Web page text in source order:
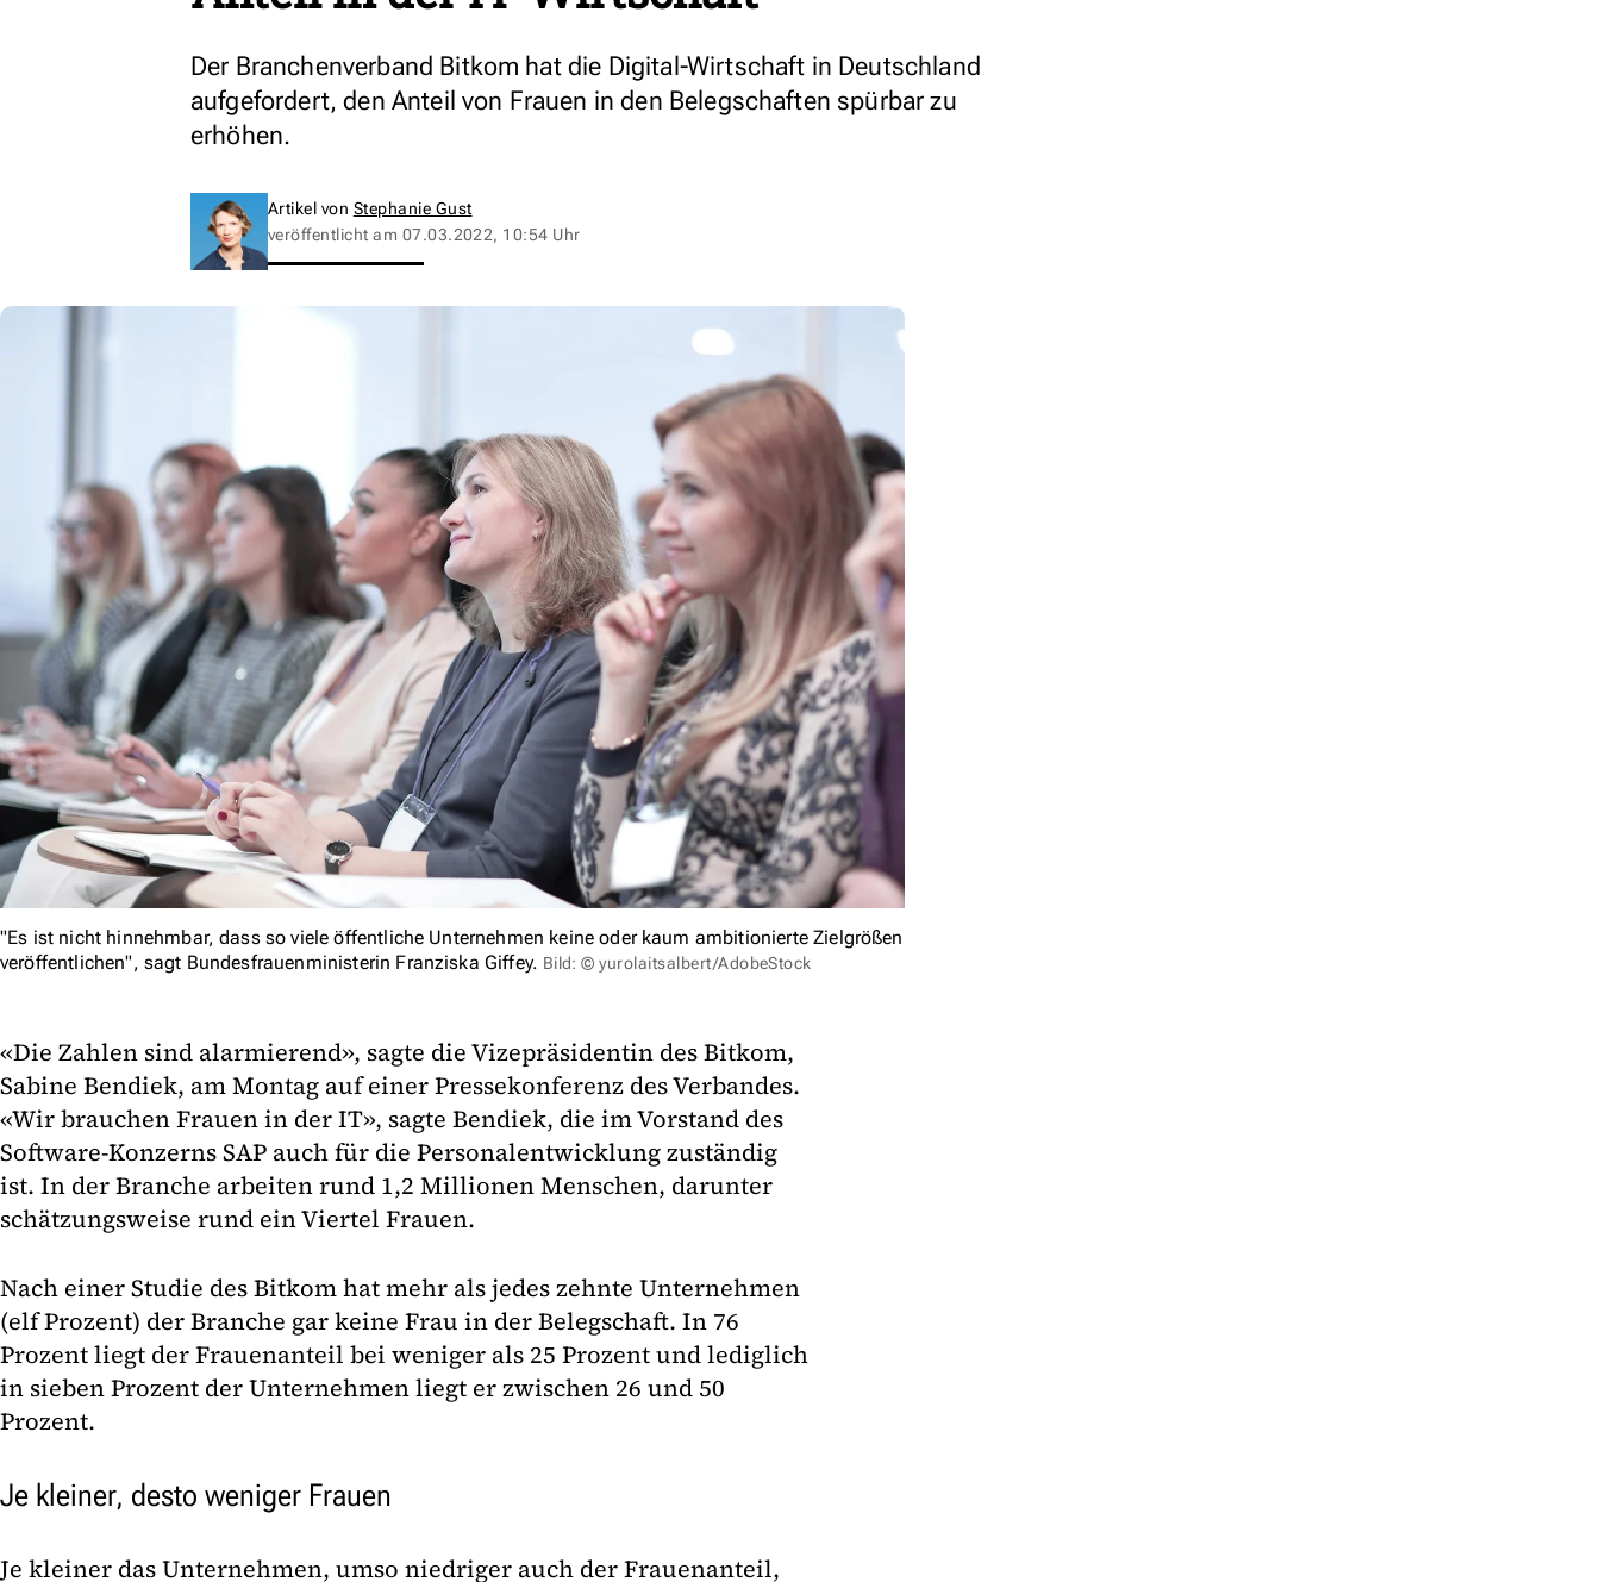
Der Branchenverband Bitkom hat die Digital-Wirtschaft in Deutschland
aufgefordert, den Anteil von Frauen in den Belegschaften spürbar zu
erhöhen.
Artikel von Stephanie Gust
veröffentlicht am 07.03.2022, 10:54 Uhr
"Es ist nicht hinnehmbar, dass so viele öffentliche Unternehmen keine oder kaum ambitionierte Zielgrößen
veröffentlichen", sagt Bundesfrauenministerin Franziska Giffey. Bild: © yurolaitsalbert/AdobeStock
«Die Zahlen sind alarmierend», sagte die Vizepräsidentin des Bitkom,
Sabine Bendiek, am Montag auf einer Pressekonferenz des Verbandes.
«Wir brauchen Frauen in der IT», sagte Bendiek, die im Vorstand des
Software-Konzerns SAP auch für die Personalentwicklung zuständig
ist. In der Branche arbeiten rund 1,2 Millionen Menschen, darunter
schätzungsweise rund ein Viertel Frauen.
Nach einer Studie des Bitkom hat mehr als jedes zehnte Unternehmen
(elf Prozent) der Branche gar keine Frau in der Belegschaft. In 76
Prozent liegt der Frauenanteil bei weniger als 25 Prozent und lediglich
in sieben Prozent der Unternehmen liegt er zwischen 26 und 50
Prozent.
Je kleiner, desto weniger Frauen
Je kleiner das Unternehmen, umso niedriger auch der Frauenanteil,